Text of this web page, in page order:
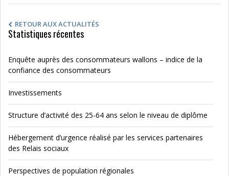
RETOUR AUX ACTUALITÉS
Statistiques récentes
Enquête auprès des consommateurs wallons – indice de la
confiance des consommateurs
Investissements
Structure d’activité des 25-64 ans selon le niveau de diplôme
Hébergement d’urgence réalisé par les services partenaires
des Relais sociaux
Perspectives de population régionales